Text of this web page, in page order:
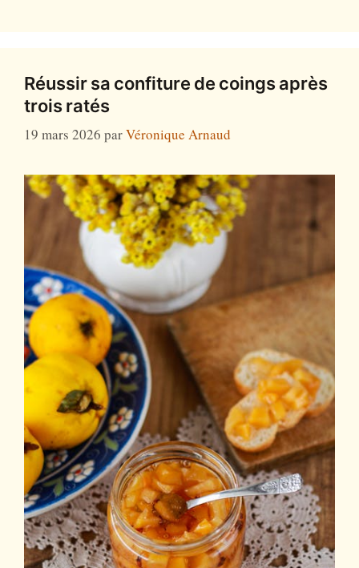
Réussir sa confiture de coings après
trois ratés
19 mars 2026 parVéronique Arnaud